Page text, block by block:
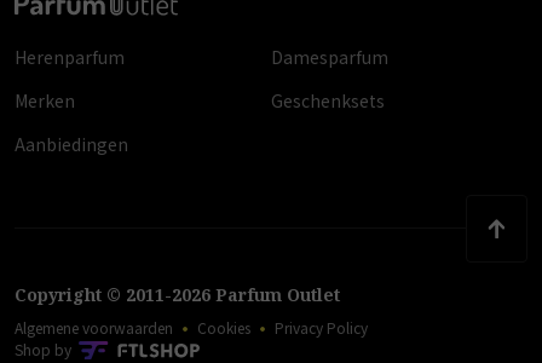
Herenparfum
Damesparfum
Merken
Geschenksets
Aanbiedingen
Copyright © 2011-2026 Parfum Outlet
Algemene voorwaarden Cookies
Privacy Policy
Shop by